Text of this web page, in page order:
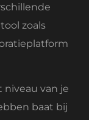
zoals
niveau van je
baat bij